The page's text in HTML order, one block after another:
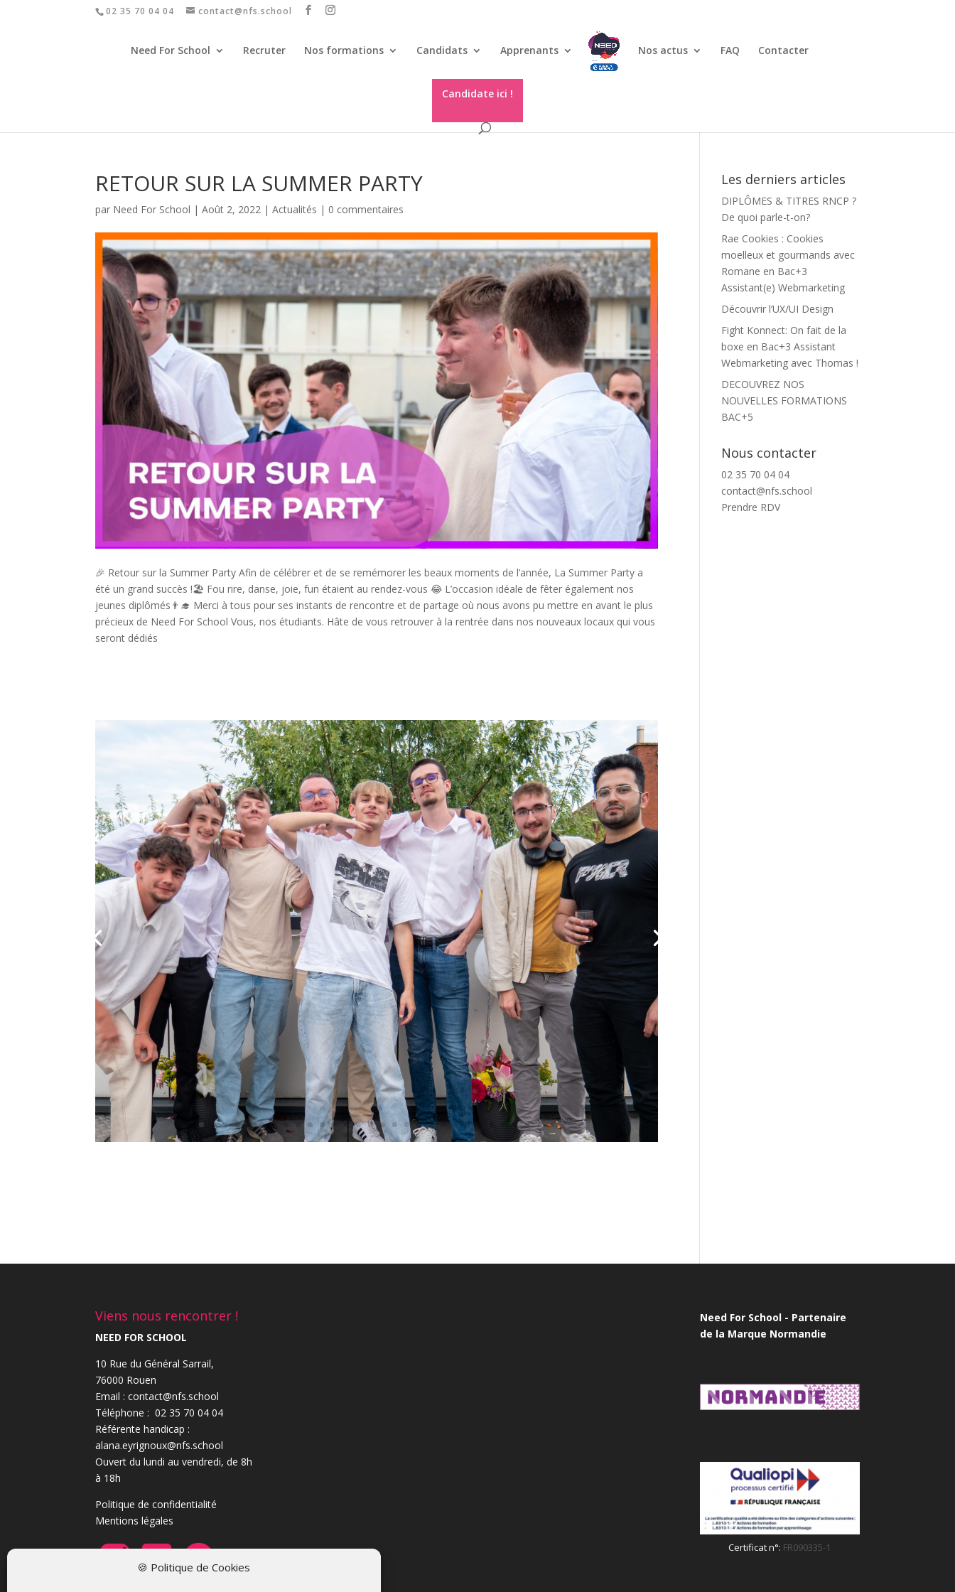
🍪 Politique de Cookies
02 35 70 04 04 contact@nfs.school
Need For School Recruter Nos formations Candidats Apprenants Nos actus FAQ Contacter
Candidate ici !
RETOUR SUR LA SUMMER PARTY
par Need For School |Août 2, 2022 |Actualités | 0 commentaires
🎉 Retour sur la Summer Party Afin de célébrer et de se remémorer les beaux moments de l’année, La Summer Party a
été un grand succès !🏖 Fou rire, danse, joie, fun étaient au rendez-vous 😂 L’occasion idéale de fêter également nos
jeunes diplômés👨‍🎓 Merci à tous pour ses instants de rencontre et de partage où nous avons pu mettre en avant le plus
précieux de Need For School Vous, nos étudiants. Hâte de vous retrouver à la rentrée dans nos nouveaux locaux qui vous
seront dédiés
Les derniers articles
DIPLÔMES & TITRES RNCP ?
De quoi parle-t-on?
Rae Cookies : Cookies
moelleux et gourmands avec
Romane en Bac+3
Assistant(e) Webmarketing
Découvrir l’UX/UI Design
Fight Konnect: On fait de la
boxe en Bac+3 Assistant
Webmarketing avec Thomas !
DECOUVREZ NOS
NOUVELLES FORMATIONS
BAC+5
Nous contacter
02 35 70 04 04
contact@nfs.school
Prendre RDV
Viens nous rencontrer !
NEED FOR SCHOOL
10 Rue du Général Sarrail,
76000 Rouen
Email : contact@nfs.school
Téléphone : 02 35 70 04 04
Référente handicap :
alana.eyrignoux@nfs.school
Ouvert du lundi au vendredi, de 8h
à 18h
Politique de confidentialité
Mentions légales
Need For School - Partenaire
de la Marque Normandie
Certificat n°: FR090335-1